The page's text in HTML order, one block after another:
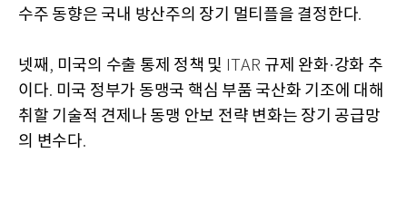
수주 동향은 국내 방산주의 장기 멀티플을 결정한다.
넷째 , 미국의 수출 통제 정책 및 ITAR 규제 완화·강화 추
이다. 미국 정부가 동맹국 핵심 부품 국산화 기조에 대해
취할 기술적 견제나 동맹 안보 전략 변화는 장기 공급망
의 변수다.